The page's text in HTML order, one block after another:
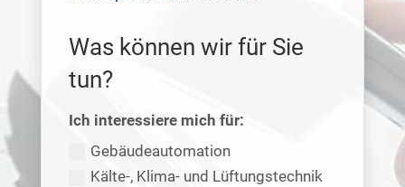
Was können wir für Sie
tun?
Ich interessiere mich für:
Gebäudeautomation
Kälte-, Klima- und Lüftungstechnik